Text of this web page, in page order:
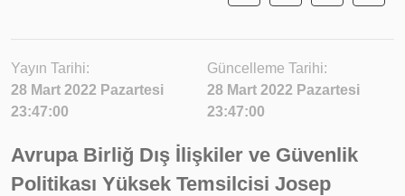
Yayın Tarihi:
28 Mart 2022 Pazartesi
23:47:00
Güncelleme Tarihi:
28 Mart 2022 Pazartesi
23:47:00
Avrupa Birliğ Dış İlişkiler ve Güvenlik
Politikası Yüksek Temsilcisi Josep